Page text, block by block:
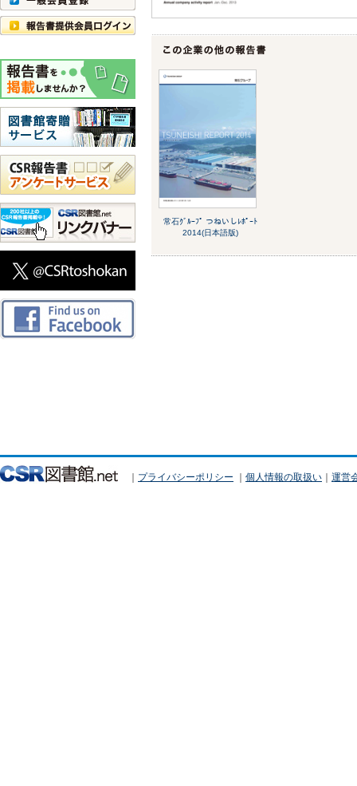
常石ｸﾞﾙｰﾌﾟ つねいしﾚﾎﾟｰﾄ
2014(日本語版)
｜ プライバシーポリシー ｜ 個人情報の取扱い ｜ 運営